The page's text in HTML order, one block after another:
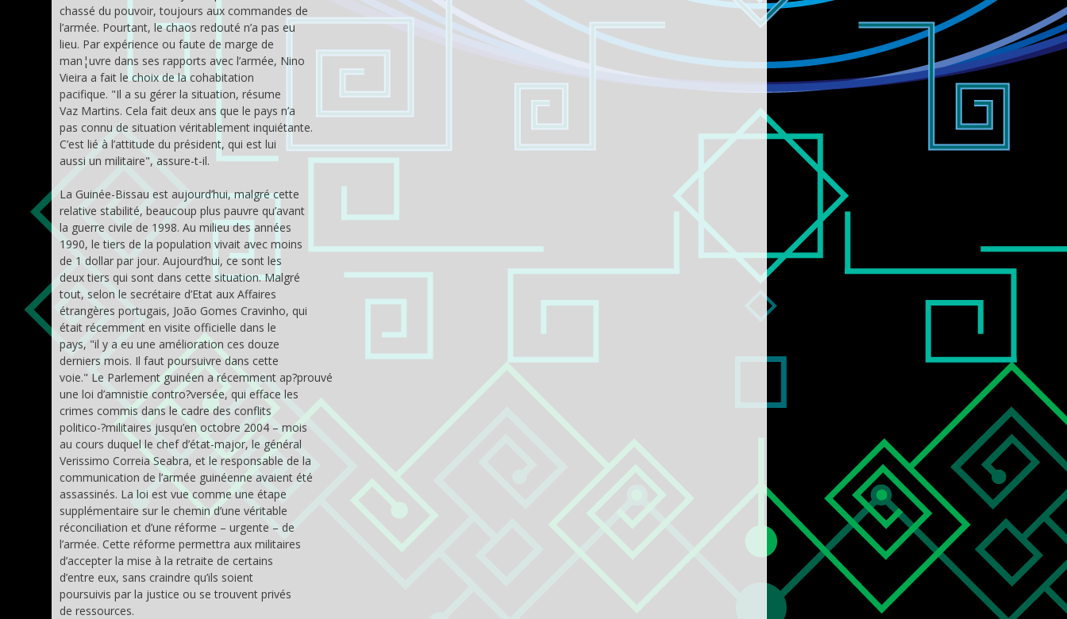
chassé du pouvoir, toujours aux commandes de
l’armée. Pourtant, le chaos redouté n’a pas eu
lieu. Par expérience ou faute de marge de
man¦uvre dans ses rapports avec l’armée, Nino
Vieira a fait le choix de la cohabitation
pacifique. "Il a su gérer la situation, résume
Vaz Martins. Cela fait deux ans que le pays n’a
pas connu de situation véritablement inquiétante.
C’est lié à l’attitude du président, qui est lui
aussi un militaire", assure-t-il.
La Guinée-Bissau est aujourd’hui, malgré cette
relative stabilité, beaucoup plus pauvre qu’avant
la guerre civile de 1998. Au milieu des années
1990, le tiers de la population vivait avec moins
de 1 dollar par jour. Aujourd’hui, ce sont les
deux tiers qui sont dans cette situation. Malgré
tout, selon le secrétaire d’Etat aux Affaires
étrangères portugais, João Gomes Cravinho, qui
était récemment en visite officielle dans le
pays, "il y a eu une amélioration ces douze
derniers mois. Il faut poursuivre dans cette
voie." Le Parlement guinéen a récemment ap?prouvé
une loi d’amnistie contro?versée, qui efface les
crimes commis dans le cadre des conflits
politico-?militaires jusqu’en octobre 2004 – mois
au cours duquel le chef d’état-major, le général
Verissimo Correia Seabra, et le responsable de la
communication de l’armée guinéenne avaient été
assassinés. La loi est vue comme une étape
supplémentaire sur le chemin d’une véritable
réconciliation et d’une réforme – urgente – de
l’armée. Cette réforme permettra aux militaires
d’accepter la mise à la retraite de certains
d’entre eux, sans craindre qu’ils soient
poursuivis par la justice ou se trouvent privés
de ressources.